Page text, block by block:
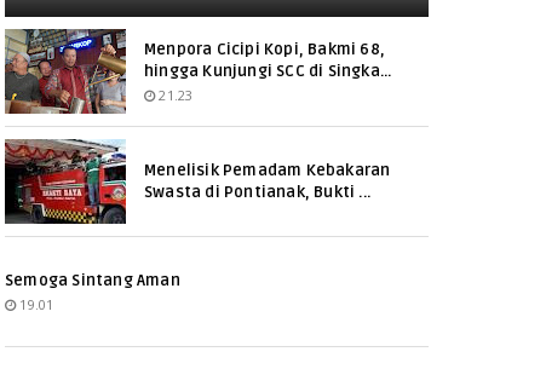
Menpora Cicipi Kopi, Bakmi 68,
hingga Kunjungi SCC di Singka...
21.23
Menelisik Pemadam Kebakaran
Swasta di Pontianak, Bukti ...
Semoga Sintang Aman
19.01